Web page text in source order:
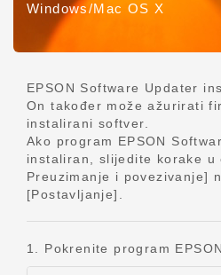
Windows/Mac OS X
EPSON Software Updater
On također može ažurirati
instalirani softver.
Ako program EPSON
instaliran, slijedite korake u
Preuzimanje i povezivanje]
[Postavljanje].
1. Pokrenite program